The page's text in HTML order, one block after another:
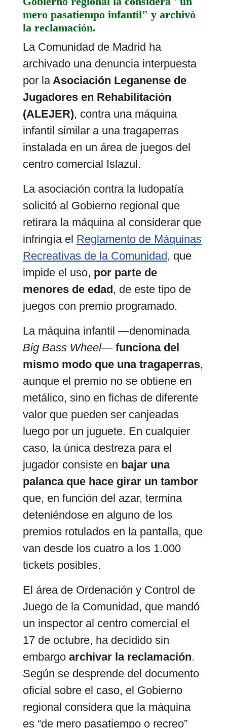
mero pasatiempo infantil" y archivó
la reclamación.
La Comunidad de Madrid ha
archivado una denuncia interpuesta
por laAsociación Leganense de
Jugadores en Rehabilitación
(ALEJER), contra una máquina
infantil similar a una tragaperras
instalada en un área de juegos del
centro comercial Islazul.
La asociación contra la ludopatía
solicitó al Gobierno regional que
retirara la máquina al considerar que
infringía el Reglamento de Máquinas
Recreativas de la Comunidad, que
impide el uso, por parte de
menores de edad, de este tipo de
juegos con premio programado.
La máquina infantil —denominada
Big Bass Wheel— funciona del
mismo modo que una tragaperras,
aunque el premio no se obtiene en
metálico, sino en fichas de diferente
valor que pueden ser canjeadas
luego por un juguete. En cualquier
caso, la única destreza para el
jugador consiste en bajar una
palanca que hace girar un tambor
que, en función del azar, termina
deteniéndose en alguno de los
premios rotulados en la pantalla, que
van desde los cuatro a los 1.000
tickets posibles.
El área de Ordenación y Control de
Juego de la Comunidad, que mandó
un inspector al centro comercial el
17 de octubre, ha decidido sin
embargo archivar la reclamación.
Según se desprende del documento
oficial sobre el caso, el Gobierno
regional considera que la máquina
es “de mero pasatiempo o recreo”